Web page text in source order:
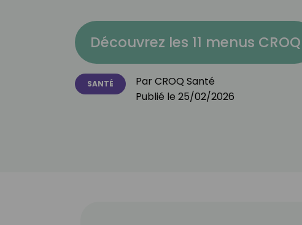
Découvrez les 11 menus CROQ
SANTÉ ParCROQ Santé
Publié le 25/02/2026